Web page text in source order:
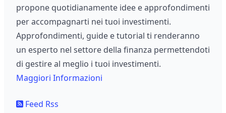
propone quotidianamente idee e approfondimenti
per accompagnarti nei tuoi investimenti.
Approfondimenti, guide e tutorial ti renderanno
un esperto nel settore della finanza permettendoti
di gestire al meglio i tuoi investimenti.
Maggiori Informazioni
Feed Rss